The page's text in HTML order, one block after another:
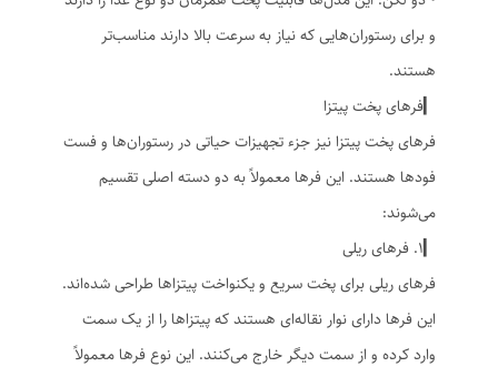
و برای رستوران‌هایی که نیاز به سرعت بالا دارند مناسب‌تر
هستند.
▎فرهای پخت پیتزا
فرهای پخت پیتزا نیز جزء تجهیزات حیاتی در رستوران‌ها و فست
فودها هستند. این فرها معمولاً به دو دسته اصلی تقسیم
می‌شوند:
فرهای ریلی برای پخت سریع و یکنواخت پیتزاها طراحی شده‌اند.
این فرها دارای نوار نقاله‌ای هستند که پیتزاها را از یک سمت
وارد کرده و از سمت دیگر خارج می‌کنند. این نوع فرها معمولاً